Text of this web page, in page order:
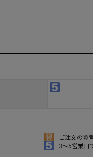
ご注文の翌
3～5営業日